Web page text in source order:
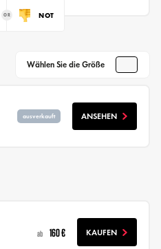
NOT
Wählen Sie die Größe
ausverkauft ANSEHEN
ab 160 € KAUFEN